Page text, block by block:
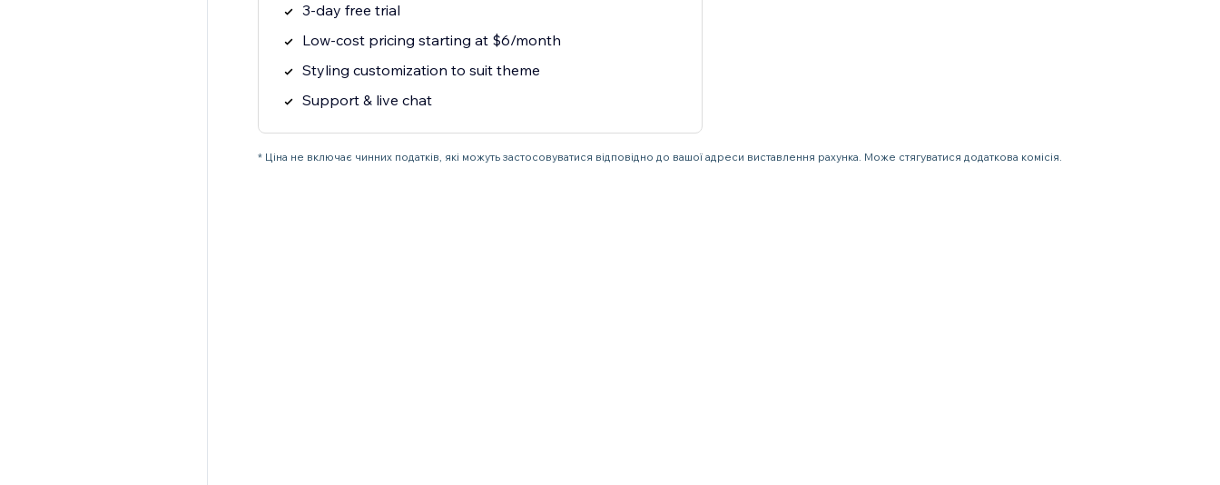
3-day free trial
Low-cost pricing starting at $6/month
Styling customization to suit theme
Support & live chat
* Ціна не включає чинних податків, які можуть застосовуватися відповідно до вашої адреси виставлення рахунка. Може стягуватися додаткова комісія.